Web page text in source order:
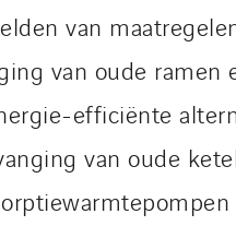
van
van oude ramen
efficiënte
van oude